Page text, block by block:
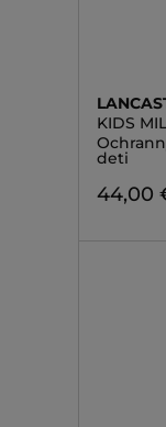
KIDS
deti
44,00